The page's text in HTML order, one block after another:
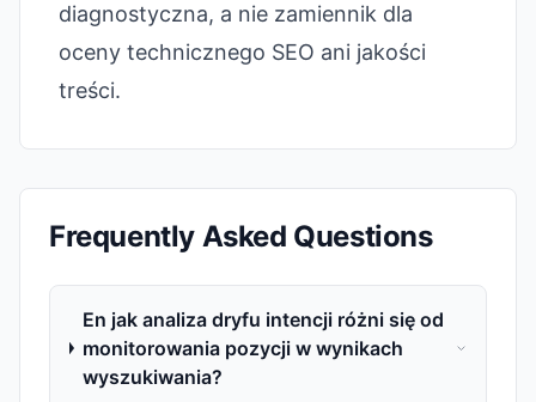
diagnostyczna, a nie zamiennik dla
oceny technicznego SEO ani jakości
treści.
Frequently Asked Questions
En jak analiza dryfu intencji różni się od
monitorowania pozycji w wynikach
wyszukiwania?